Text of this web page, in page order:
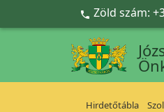
Ugrás a fő tartalomra
 Zöld szám:
Hirdetőtábla